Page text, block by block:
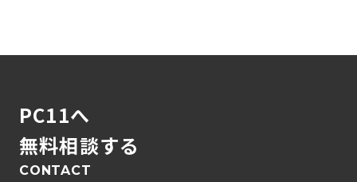
PC11へ
無料相談する
CONTACT